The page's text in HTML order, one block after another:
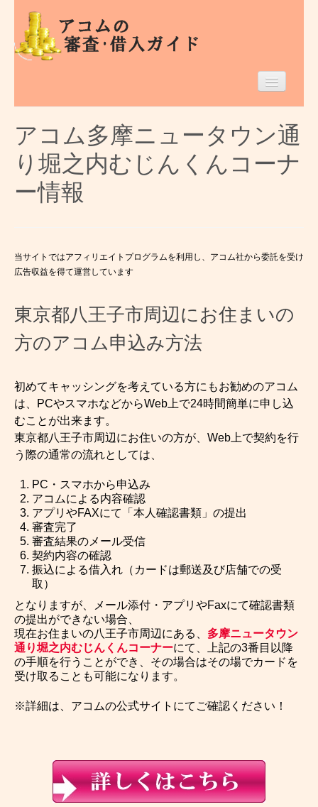
Home
東京都のアコム
借入条件等
アコム多摩ニュータウン通
り堀之内むじんくんコーナ
ー情報
当サイトではアフィリエイトプログラムを利用し、アコム社から委託を受け
広告収益を得て運営しています
東京都八王子市周辺にお住まいの
方のアコム申込み方法
初めてキャッシングを考えている方にもお勧めのアコム
は、PCやスマホなどからWeb上で24時間簡単に申し込
むことが出来ます。
東京都八王子市周辺にお住いの方が、Web上で契約を行
う際の通常の流れとしては、
PC・スマホから申込み
アコムによる内容確認
アプリやFAXにて「本人確認書類」の提出
審査完了
審査結果のメール受信
契約内容の確認
振込による借入れ（カードは郵送及び店舗での受
取）
となりますが、メール添付・アプリやFaxにて確認書類
の提出ができない場合、
現在お住まいの八王子市周辺にある、 多摩ニュータウン
通り堀之内むじんくんコーナーにて、上記の3番目以降
の手順を行うことができ、その場合はその場でカードを
受け取ることも可能になります。
※詳細は、アコムの公式サイトにてご確認ください！